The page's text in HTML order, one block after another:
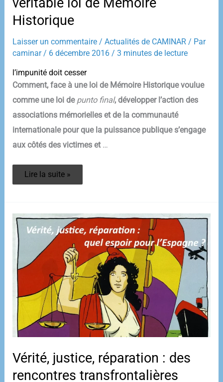
Historique
Laisser un commentaire /Actualités de CAMINAR / Par
caminar/ 6 décembre 2016/3 minutes de lecture
l’impunité doit cesser
Comment, face à une loi de Mémoire Historique voulue
comme une loi de punto final, développer l’action des
associations mémorielles et de la communauté
internationale pour que la puissance publique s’engage
aux côtés des victimes et …
L’impunité
loi
de
Mémoire
Historique
Lire la suite »
Vérité, justice, réparation : des
rencontres transfrontalières